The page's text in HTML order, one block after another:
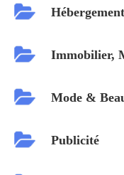
Hébergement
Immobilier,
Mode &
Publicité